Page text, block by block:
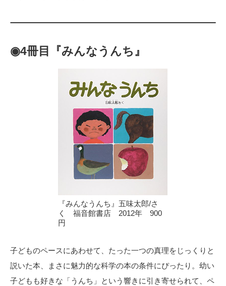
◉4冊目『みんなうんち』
『みんなうんち』五味太郎/さ
く 福音館書店 2012年 900
円
子どものペースにあわせて、たった一つの真理をじっくりと
説いた本、まさに魅力的な科学の本の条件にぴったり。幼い
子どもも好きな「うんち」という響きに引き寄せられて、ペ